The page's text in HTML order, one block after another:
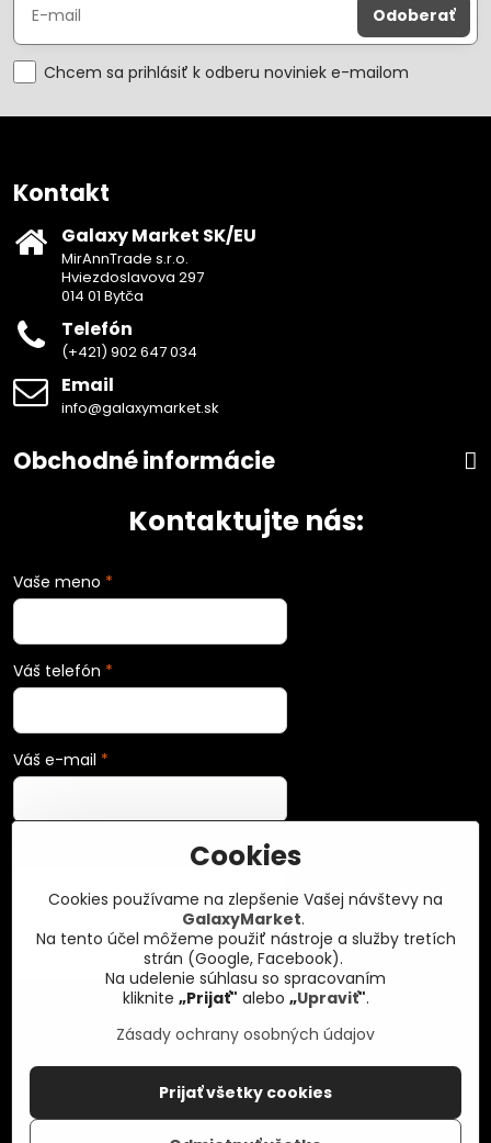
Odoberať
Chcem sa prihlásiť k odberu noviniek e-mailom
Kontakt
Galaxy Market SK/EU
MirAnnTrade s.r.o.
Hviezdoslavova 297
014 01 Bytča
Telefón
(+421) 902 647 034
Email
info@galaxymarket.sk
Obchodné informácie
Kontaktujte nás:
Vaše meno *
Váš telefón *
Váš e-mail *
Cookies
Cookies používame na zlepšenie Vašej návštevy na
GalaxyMarket.
Na tento účel môžeme použiť nástroje a služby tretích
strán (Google, Facebook).
Na udelenie súhlasu so spracovaním
kliknite „Prijať" alebo „Upraviť".
Zásady ochrany osobných údajov
Prijať všetky cookies